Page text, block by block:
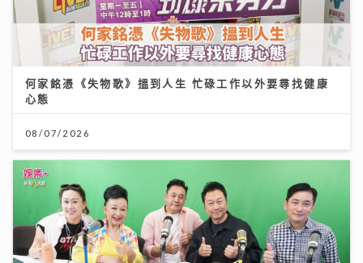
何家銘憑《失物歌》搵到人生 忙碌工作以外要尋找健康
心態
08/07/2026